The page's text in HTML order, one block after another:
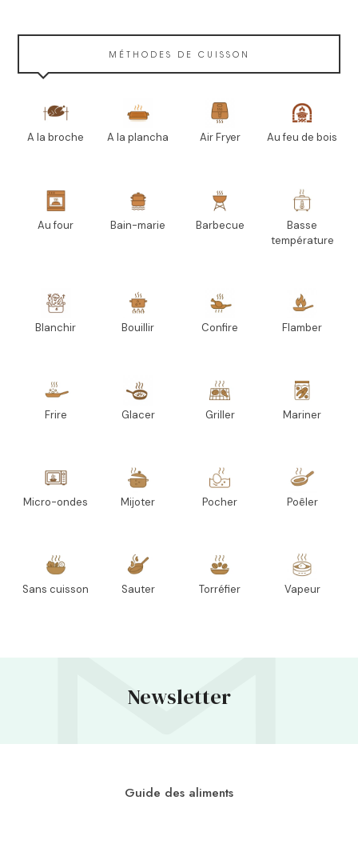
MÉTHODES DE CUISSON
A la broche A la plancha Air Fryer Au feu de bois
Au four Bain-marie Barbecue
Basse
température
Blanchir Bouillir Confire Flamber
Frire Glacer Griller Mariner
Micro-ondes Mijoter Pocher Poêler
Sans cuisson Sauter Torréfier Vapeur
Newsletter
Guide des aliments